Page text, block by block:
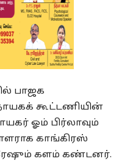
பாஜக
கூட்டணியின்
ஓம் பிர்லாவும்
காங்கிரஸ்
களம் கண்டனர்.